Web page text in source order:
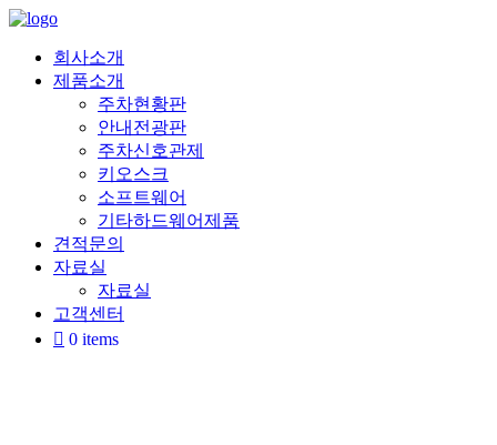
Skip
content회사소개
제품소개
주차현황판
안내전광판
주차신호관제
키오스크
소프트웨어
기타하드웨어제품
견적문의
자료실
자료실
고객센터
0 items